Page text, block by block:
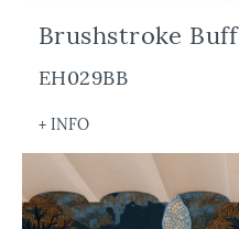
Brushstroke Buff
EH029BB
+ INFO